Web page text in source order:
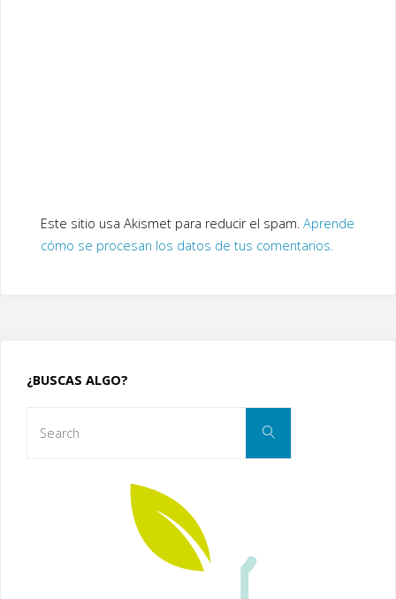
Este sitio usa Akismet para reducir el spam. Aprende
cómo se procesan los datos de tus comentarios.
¿BUSCAS ALGO?
Search